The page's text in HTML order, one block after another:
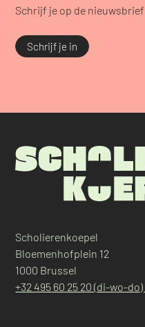
Schrijf je op de nieuwsbrief
Schrijf je in
Scholierenkoepel
Bloemenhofplein 12
1000 Brussel
+32 495 60 25 20 (di-wo-do)